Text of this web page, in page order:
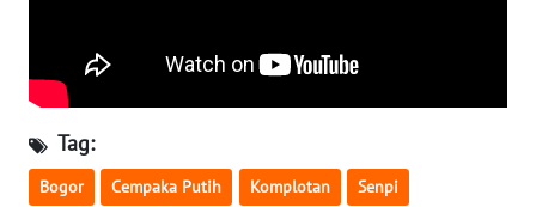
Tag:
Bogor Cempaka Putih Komplotan Senpi
PAPUA
BARAT
WN
RIAU